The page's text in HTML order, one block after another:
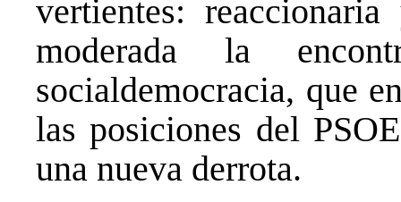
vertientes:
moderada la
socialdemocracia, que
las posiciones del
una nueva derrota.